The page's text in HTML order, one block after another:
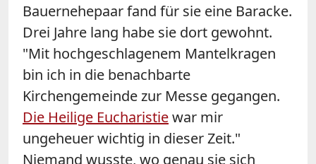
Bauernehepaar fand für sie eine Baracke.
Drei Jahre lang habe sie dort gewohnt.
"Mit hochgeschlagenem Mantelkragen
bin ich in die benachbarte
Kirchengemeinde zur Messe gegangen.
Die Heilige Eucharistiewar mir
ungeheuer wichtig in dieser Zeit."
Niemand wusste, wo genau sie sich